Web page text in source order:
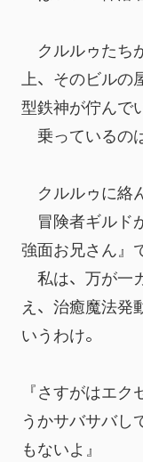
クルルゥたち
上、そのビル
型鉄神が佇んで
乗っているの
クルルゥに絡
冒険者ギルド
強面お兄さん』
私は、万が一
え、治癒魔法発
いうわけ。
『さすがはエ
うかサバサバし
もないよ』